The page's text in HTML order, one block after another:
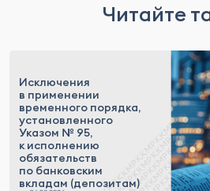
Читайте
Исключения
в применении
временного порядка,
установленного
Указом № 95,
к исполнению
обязательств
по банковским
вкладам (депозитам)